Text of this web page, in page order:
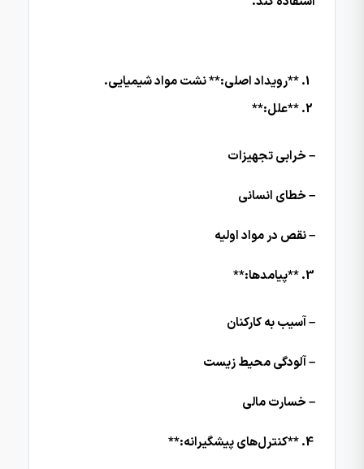
**رویداد اصلی:** نشت مواد شیمیایی.
**علل:**
– خرابی تجهیزات
– خطای انسانی
– نقص در مواد اولیه
**پیامدها:**
– آسیب به کارکنان
– آلودگی محیط زیست
– خسارت مالی
**کنترل‌های پیشگیرانه:**